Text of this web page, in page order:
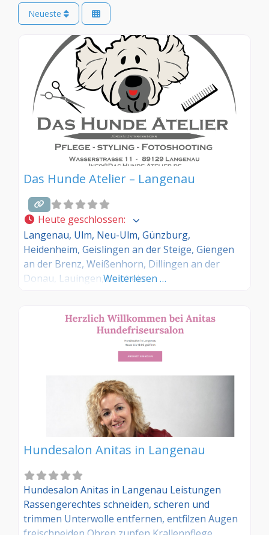
Neueste
Das Hunde Atelier – Langenau
Heute geschlossen:
Langenau, Ulm, Neu-Ulm, Günzburg,
Heidenheim, Geislingen an der Steige, Giengen
an der Brenz, Weißenhorn, Dillingen an der
Donau, Lauingen, Leipheim
Weiterlesen …
Hundesalon Anitas in Langenau
Hundesalon Anitas in Langenau Leistungen
Rassengerechtes schneiden, scheren und
trimmen Unterwolle entfernen, entfilzen Augen